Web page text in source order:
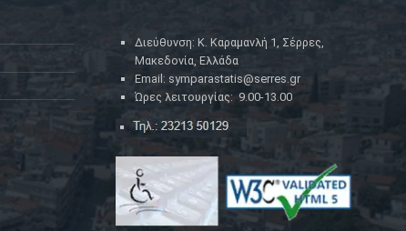
Διεύθυνση: Κ. Καραμανλή 1, Σέρρες,
Μακεδονία, Ελλάδα
Email: symparastatis@serres.gr
Ώρες λειτουργίας: 9.00-13.00